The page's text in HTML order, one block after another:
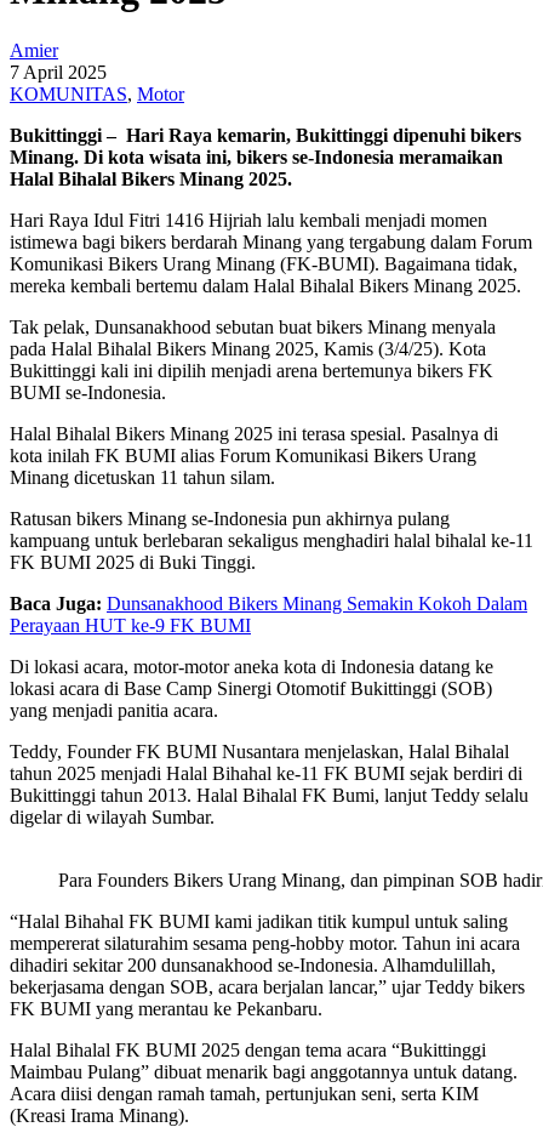
Amier
7 April 2025
KOMUNITAS, Motor
Bukittinggi – Hari Raya kemarin, Bukittinggi dipenuhi bikers
Minang. Di kota wisata ini, bikers se-Indonesia meramaikan
Halal Bihalal Bikers Minang 2025.
Hari Raya Idul Fitri 1416 Hijriah lalu kembali menjadi momen
istimewa bagi bikers berdarah Minang yang tergabung dalam Forum
Komunikasi Bikers Urang Minang (FK-BUMI). Bagaimana tidak,
mereka kembali bertemu dalam Halal Bihalal Bikers Minang 2025.
Tak pelak, Dunsanakhood sebutan buat bikers Minang menyala
pada Halal Bihalal Bikers Minang 2025, Kamis (3/4/25). Kota
Bukittinggi kali ini dipilih menjadi arena bertemunya bikers FK
BUMI se-Indonesia.
Halal Bihalal Bikers Minang 2025 ini terasa spesial. Pasalnya di
kota inilah FK BUMI alias Forum Komunikasi Bikers Urang
Minang dicetuskan 11 tahun silam.
Ratusan bikers Minang se-Indonesia pun akhirnya pulang
kampuang untuk berlebaran sekaligus menghadiri halal bihalal ke-11
FK BUMI 2025 di Buki Tinggi.
Baca Juga: Dunsanakhood Bikers Minang Semakin Kokoh Dalam
Perayaan HUT ke-9 FK BUMI
Di lokasi acara, motor-motor aneka kota di Indonesia datang ke
lokasi acara di Base Camp Sinergi Otomotif Bukittinggi (SOB)
yang menjadi panitia acara.
Teddy, Founder FK BUMI Nusantara menjelaskan, Halal Bihalal
tahun 2025 menjadi Halal Bihahal ke-11 FK BUMI sejak berdiri di
Bukittinggi tahun 2013. Halal Bihalal FK Bumi, lanjut Teddy selalu
digelar di wilayah Sumbar.
Para Founders Bikers Urang Minang, dan pimpinan SOB
“Halal Bihahal FK BUMI kami jadikan titik kumpul untuk saling
mempererat silaturahim sesama peng-hobby motor. Tahun ini acara
dihadiri sekitar 200 dunsanakhood se-Indonesia. Alhamdulillah,
bekerjasama dengan SOB, acara berjalan lancar,” ujar Teddy bikers
FK BUMI yang merantau ke Pekanbaru.
Halal Bihalal FK BUMI 2025 dengan tema acara “Bukittinggi
Maimbau Pulang” dibuat menarik bagi anggotannya untuk datang.
Acara diisi dengan ramah tamah, pertunjukan seni, serta KIM
(Kreasi Irama Minang).